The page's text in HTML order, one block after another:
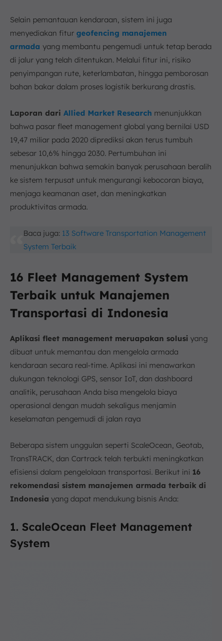
Selain pemantauan kendaraan, sistem ini juga
menyediakan fitur geofencing manajemen
armada yang membantu pengemudi untuk tetap berada
di jalur yang telah ditentukan. Melalui fitur ini, risiko
penyimpangan rute, keterlambatan, hingga pemborosan
bahan bakar dalam proses logistik berkurang drastis.
Laporan dari Allied Market Research menunjukkan
bahwa pasar fleet management global yang bernilai USD
19,47 miliar pada 2020 diprediksi akan terus tumbuh
sebesar 10,6% hingga 2030. Pertumbuhan ini
menunjukkan bahwa semakin banyak perusahaan beralih
ke sistem terpusat untuk mengurangi kebocoran biaya,
menjaga keamanan aset, dan meningkatkan
produktivitas armada.
Baca juga: 13 Software Transportation Management
System Terbaik
16 Fleet Management System
Terbaik untuk Manajemen
Transportasi di Indonesia
Aplikasi fleet management meruapakan solusi yang
dibuat untuk memantau dan mengelola armada
kendaraan secara real-time. Aplikasi ini menawarkan
dukungan teknologi GPS, sensor IoT, dan dashboard
analitik, perusahaan Anda bisa mengelola biaya
operasional dengan mudah sekaligus menjamin
keselamatan pengemudi di jalan raya
Beberapa sistem unggulan seperti ScaleOcean, Geotab,
TransTRACK, dan Cartrack telah terbukti meningkatkan
efisiensi dalam pengelolaan transportasi. Berikut ini 16
rekomendasi sistem manajemen armada terbaik di
Indonesia yang dapat mendukung bisnis Anda:
1. ScaleOcean Fleet Management
System